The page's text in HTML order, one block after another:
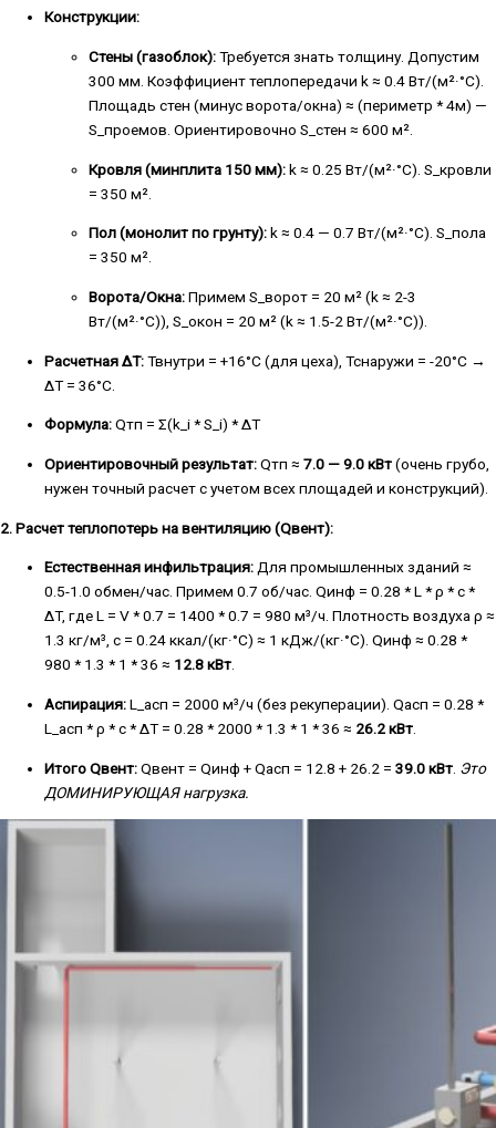
Конструкции:
Стены (газоблок):Требуется знать толщину. Допустим
300 мм. Коэффициент теплопередачи k ≈ 0.4 Вт/(м²·°C).
Площадь стен (минус ворота/окна) ≈ (периметр * 4м) —
S_проемов. Ориентировочно S_стен ≈ 600 м².
Кровля (минплита 150 мм):k ≈ 0.25 Вт/(м²·°C). S_кровли
= 350 м².
Пол (монолит по грунту):k ≈ 0.4 — 0.7 Вт/(м²·°C). S_пола
= 350 м².
Ворота/Окна:Примем S_ворот = 20 м² (k ≈ 2-3
Вт/(м²·°C)), S_окон = 20 м² (k ≈ 1.5-2 Вт/(м²·°C)).
Расчетная ΔT:Твнутри = +16°C (для цеха), Тснаружи = -20°C →
ΔT = 36°C.
Формула:Qтп = Σ(k_i * S_i) * ΔT
Ориентировочный результат:Qтп ≈ 7.0 — 9.0 кВт(очень грубо,
нужен точный расчет с учетом всех площадей и конструкций).
2. Расчет теплопотерь на вентиляцию (Qвент):
Естественная инфильтрация:Для промышленных зданий ≈
0.5-1.0 обмен/час. Примем 0.7 об/час. Qинф = 0.28 * L * ρ * c *
ΔT, где L = V * 0.7 = 1400 * 0.7 = 980 м³/ч. Плотность воздуха ρ ≈
1.3 кг/м³, c = 0.24 ккал/(кг·°C) ≈ 1 кДж/(кг·°C). Qинф ≈ 0.28 *
980 * 1.3 * 1 * 36 ≈ 12.8 кВт.
Аспирация:L_асп = 2000 м³/ч (без рекуперации). Qасп = 0.28 *
L_асп * ρ * c * ΔT = 0.28 * 2000 * 1.3 * 1 * 36 ≈ 26.2 кВт
Итого Qвент:Qвент = Qинф + Qасп = 12.8 + 26.2 = 39.0 кВт Это
ДОМИНИРУЮЩАЯ нагрузка.